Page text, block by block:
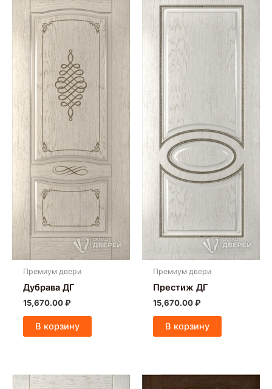
Премиум двери
Дубрава ДГ
15,670.00₽
В корзину
Премиум двери
Престиж ДГ
15,670.00₽
В корзину